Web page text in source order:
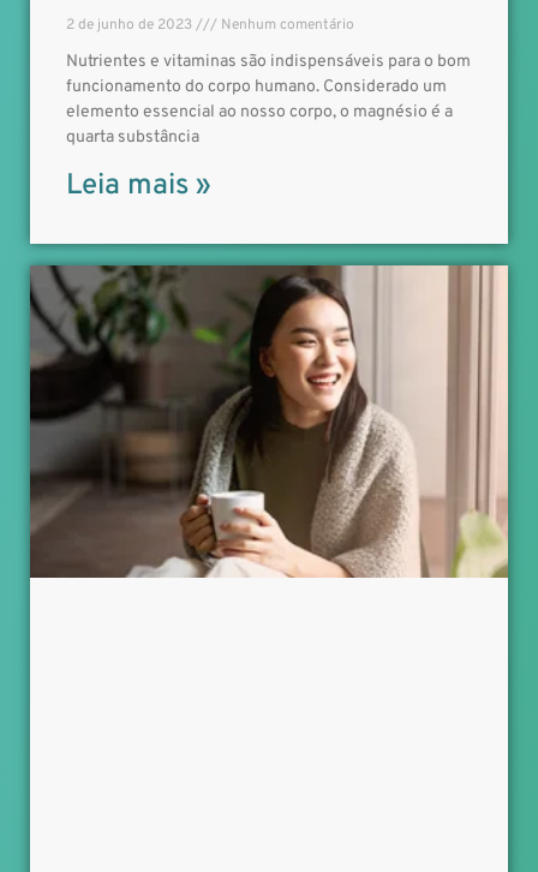
2 de junho de 2023 Nenhum comentário
Nutrientes e vitaminas são indispensáveis para o bom
funcionamento do corpo humano. Considerado um
elemento essencial ao nosso corpo, o magnésio é a
quarta substância
Leia mais »